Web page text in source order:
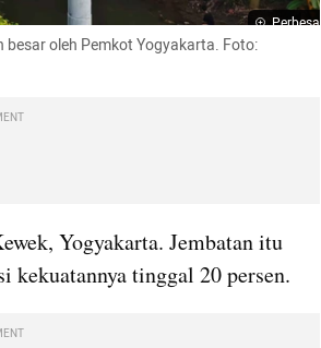
Perbesar
oleh Pemkot Yogyakarta. Foto:
Yogyakarta. Jembatan itu
kekuatannya tinggal 20 persen.